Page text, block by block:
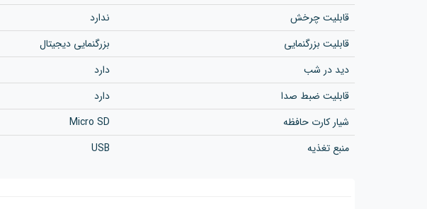
قابلیت چرخش
ندارد
قابلیت بزرگنمایی
بزرگنمایی دیجیتال
دید در شب
دارد
قابلیت ضبط صدا
دارد
شیار کارت حافظه
Micro SD
منبع تغذیه
USB